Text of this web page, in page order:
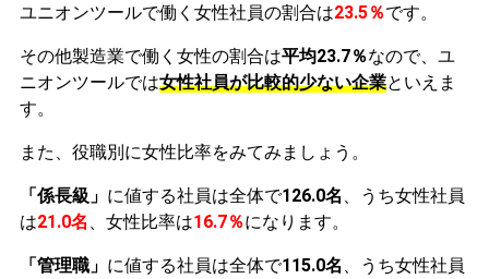
ユニオンツールで働く女性社員の割合は23.5％です。
その他製造業で働く女性の割合は平均23.7％なので、ユ
ニオンツールでは女性社員が比較的少ない企業といえま
す。
また、役職別に女性比率をみてみましょう。
「係長級」 に値する社員は全体で126.0名 、うち女性社員
は21.0名 、女性比率は16.7％になります。
「管理職」 に値する社員は全体で115.0名 、うち女性社員